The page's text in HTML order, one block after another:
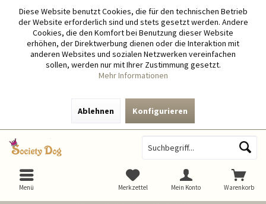
Diese Website benutzt Cookies, die für den technischen Betrieb
der Website erforderlich sind und stets gesetzt werden. Andere
Cookies, die den Komfort bei Benutzung dieser Website
erhöhen, der Direktwerbung dienen oder die Interaktion mit
anderen Websites und sozialen Netzwerken vereinfachen
sollen, werden nur mit Ihrer Zustimmung gesetzt.
Mehr Informationen
Ablehnen Konfigurieren
Warenkorb
Merkzettel Mein Konto
Menü